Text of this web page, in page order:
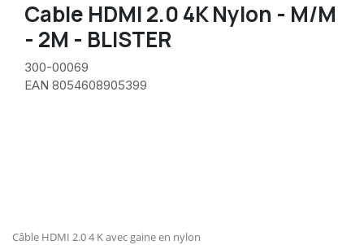
Cable HDMI 2.0 4K Nylon - M/M
- 2M - BLISTER
300-00069
EAN 8054608905399
Câble HDMI 2.0 4 K avec gaine en nylon